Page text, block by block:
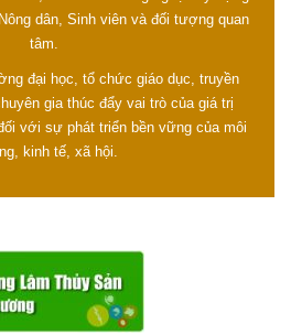
dân, Sinh viên và đối tượng quan
tâm.
đại học, tổ chức giáo dục, truyền
gia thúc đẩy vai trò của giá trị
với sự phát triển bền vững của môi
kinh tế, xã hội.